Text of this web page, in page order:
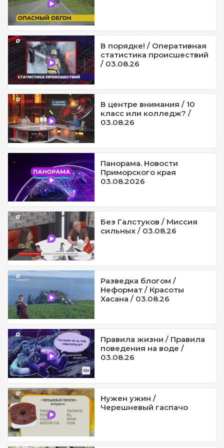
В порядке! / Оперативная
статистика происшествий
/ 03.08.26
В центре внимания / 10
класс или колледж? /
03.08.26
Панорама. Новости
Приморского края
03.08.2026
Без Галстуков / Миссия
сильных / 03.08.26
Разведка блогом /
Неформат / Красоты
Хасана / 03.08.26
Правила жизни / Правила
поведения на воде /
03.08.26
Нужен ужин /
Черешневый гаспачо